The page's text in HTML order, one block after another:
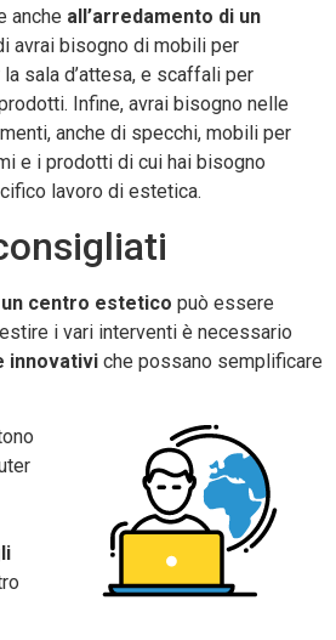
anche all’arredamento di un
avrai bisogno di mobili per
sala d’attesa, e scaffali per
Infine, avrai bisogno nelle
anche di specchi, mobili per
e i prodotti di cui hai bisogno
lavoro di estetica.
centro estetico può essere
i vari interventi è necessario
innovativi che possano semplificare